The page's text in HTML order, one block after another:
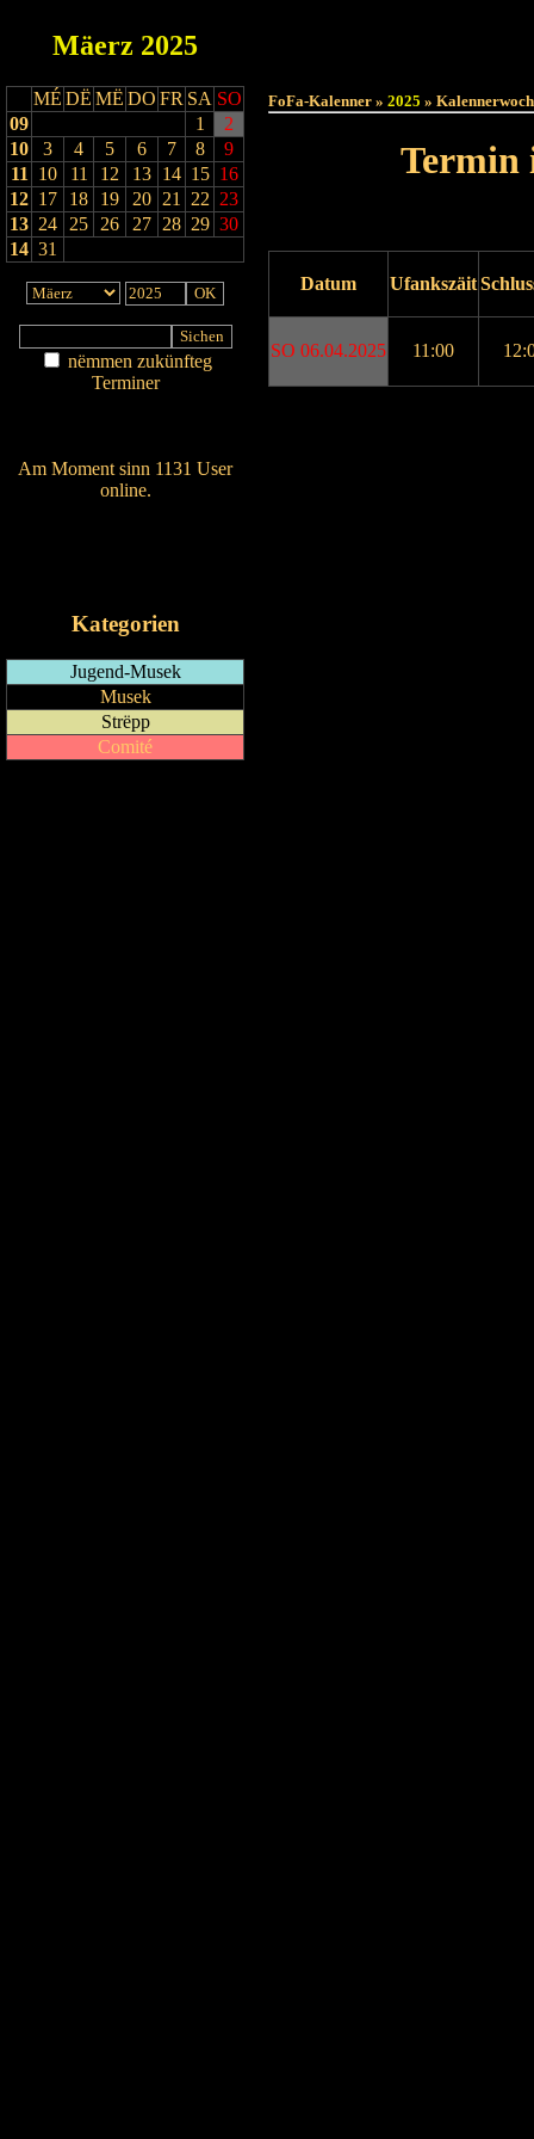
Mäerz 2025
MÉ DË MË DO FR SA SO
09
1
2
10
3 4 5 6 7 8
9
11
10 11 12 13 14 15 16
12 17 18 19 20 21 22 23
13 24 25 26 27 28 29 30
14 31
nëmmen zukünfteg
Terminer
Am Moment sinn 1131 User
online.
Kategorien
Jugend-Musek
Musek
Strëpp
Comité
FoFa-Kalenner » 2025 »
Termin
Datum Ufankszäit
SO 06.04.2025 11:00